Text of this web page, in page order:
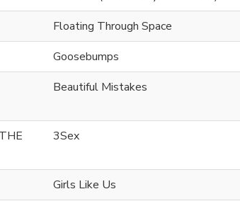
Floating Through Space
Goosebumps
Beautiful Mistakes
3Sex
Girls Like Us